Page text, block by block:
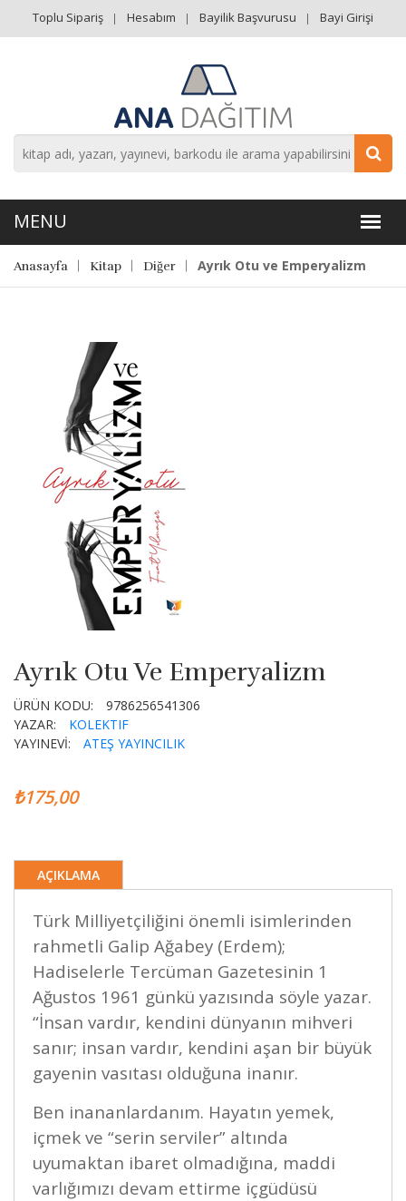
Toplu Sipariş Hesabım Bayilik Başvurusu Bayi Girişi
Anasayfa Kitap Diğer Ayrık Otu ve Emperyalizm
Ayrık Otu Ve Emperyalizm
ÜRÜN KODU:
9786256541306
YAZAR:
KOLEKTIF
YAYINEVİ:
ATEŞ YAYINCILIK
₺175,00
AÇIKLAMA
Türk Milliyetçiliğini önemli isimlerinden
rahmetli Galip Ağabey (Erdem);
Hadiselerle Tercüman Gazetesinin 1
Ağustos 1961 günkü yazısında söyle yazar.
“İnsan vardır, kendini dünyanın mihveri
sanır; insan vardır, kendini aşan bir büyük
gayenin vasıtası olduğuna inanır.
Ben inananlardanım. Hayatın yemek,
içmek ve “serin serviler” altında
uyumaktan ibaret olmadığına, maddi
varlığımızı devam ettirme içgüdüsü